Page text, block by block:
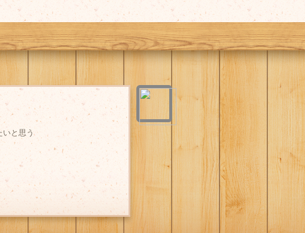
いと思う